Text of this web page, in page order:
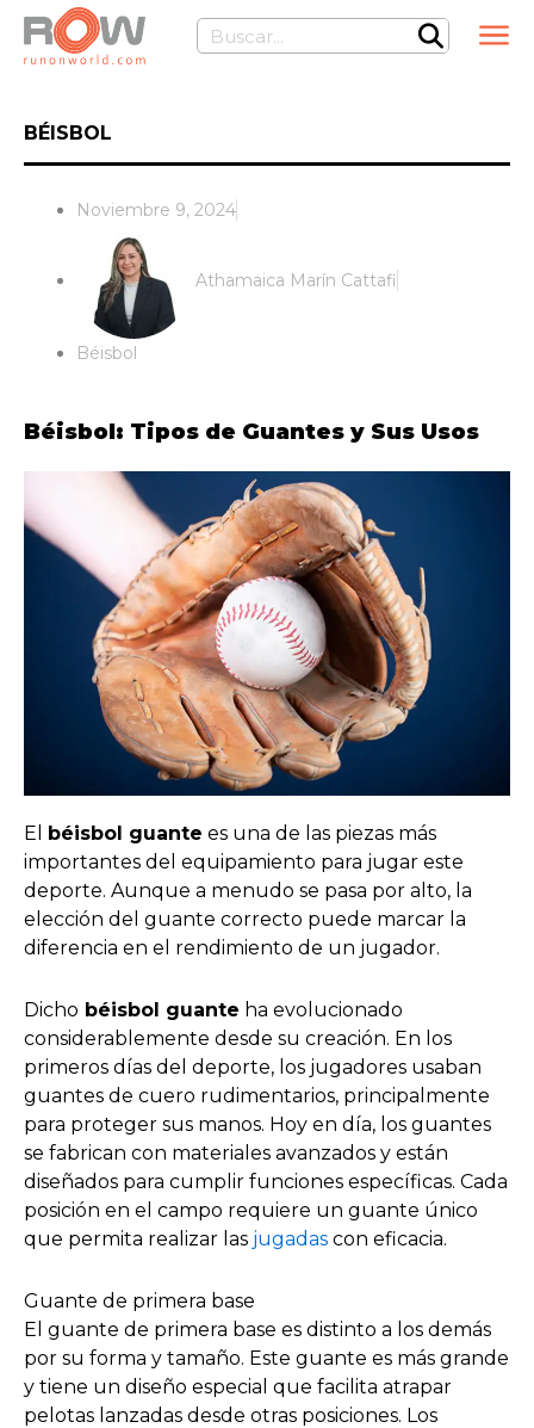
contenido
Buscar
BÉISBOL
Noviembre 9, 2024
Athamaica Marín Cattafi
Béisbol
Béisbol: Tipos de Guantes y Sus Usos
El béisbol guante es una de las piezas más
importantes del equipamiento para jugar este
deporte. Aunque a menudo se pasa por alto, la
elección del guante correcto puede marcar la
diferencia en el rendimiento de un jugador.
Dicho béisbol guante ha evolucionado
considerablemente desde su creación. En los
primeros días del deporte, los jugadores usaban
guantes de cuero rudimentarios, principalmente
para proteger sus manos. Hoy en día, los guantes
se fabrican con materiales avanzados y están
diseñados para cumplir funciones específicas. Cada
posición en el campo requiere un guante único
que permita realizar las jugadas con eficacia.
Guante de primera base
El guante de primera base es distinto a los demás
por su forma y tamaño. Este guante es más grande
y tiene un diseño especial que facilita atrapar
pelotas lanzadas desde otras posiciones. Los